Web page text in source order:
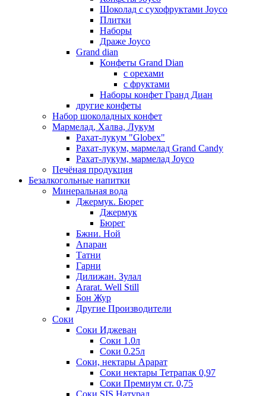
Шоколад с сухофруктами Joyco
Плитки
Наборы
Драже Joyco
Grand dian
Конфеты Grand Dian
с орехами
с фруктами
Наборы конфет Гранд Диан
другие конфеты
Набор шоколадных конфет
Мармелад, Халва, Лукум
Рахат-лукум "Globex"
Рахат-лукум, мармелад Grand Candy
Рахат-лукум, мармелад Joyco
Печёная продукция
Безалкогольные напитки
Минеральная вода
Джермук. Бюрег
Джермук
Бюрег
Бжни. Ной
Апаран
Татни
Гарни
Дилижан. Зулал
Ararat. Well Still
Бон Жур
Другие Производители
Соки
Соки Иджеван
Соки 1.0л
Соки 0.25л
Соки, нектары Арарат
Соки нектары Тетрапак 0,97
Соки Премиум ст. 0,75
Соки SIS Натурал